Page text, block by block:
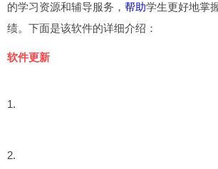
的学习资源和辅导服务， 帮助学生更好地掌
绩。下面是该软件的详细介绍：
软件更新
1.
2.